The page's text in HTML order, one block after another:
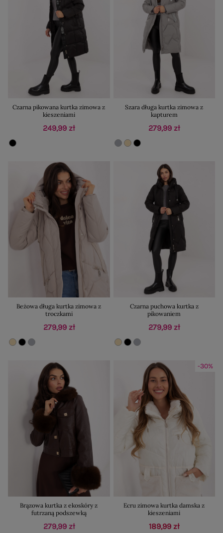
Czarna pikowana kurtka zimowa z
kieszeniami
249,99 zł
Szara długa kurtka zimowa z
kapturem
279,99 zł
Beżowa długa kurtka zimowa z
troczkami
279,99 zł
Czarna puchowa kurtka z
pikowaniem
279,99 zł
Brązowa kurtka z ekoskóry z
futrzaną podszewką
279,99 zł
-30%
Ecru zimowa kurtka damska z
kieszeniami
189,99 zł